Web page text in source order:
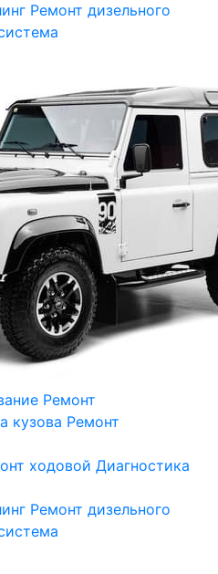
Ремонт дизельного
Ремонт
кузова Ремонт
ходовой Диагностика
Ремонт дизельного